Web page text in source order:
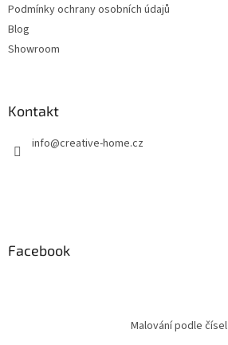
Podmínky ochrany osobních údajů
Blog
Showroom
Kontakt
info@creative-home.cz
Facebook
Malování podle čísel